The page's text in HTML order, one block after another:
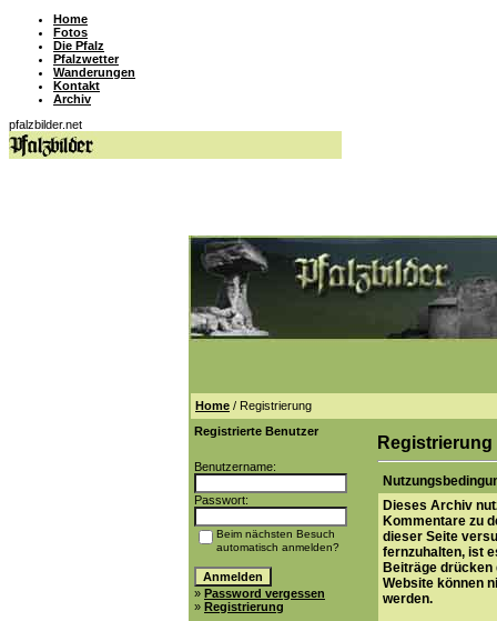
Home
Fotos
Die Pfalz
Pfalzwetter
Wanderungen
Kontakt
Archiv
pfalzbilder.net
Home / Registrierung
Registrierte Benutzer
Benutzername:
Passwort:
Beim nächsten Besuch
automatisch anmelden?
» Password vergessen
» Registrierung
Registrierung
Dieses Archiv
Kommentare zu
dieser Seite
fernzuhalten, ist
Beiträge
Website können
werden.